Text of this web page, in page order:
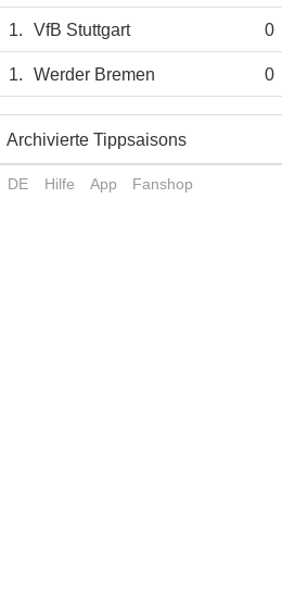
1. VfB Stuttgart 0
1. Werder Bremen 0
Archivierte Tippsaisons
DE Hilfe App Fanshop